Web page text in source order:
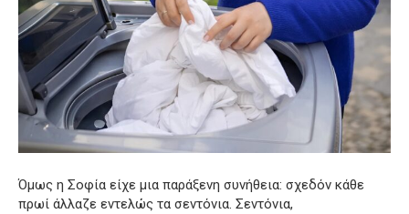
Όμως η Σοφία είχε μια παράξενη συνήθεια: σχεδόν κάθε
πρωί άλλαζε εντελώς τα σεντόνια. Σεντόνια,